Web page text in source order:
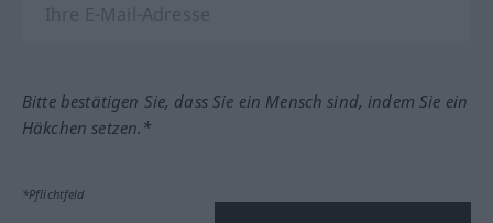
Bitte bestätigen Sie, dass Sie ein Mensch sind, indem Sie ein
Häkchen setzen.*
*Pflichtfeld